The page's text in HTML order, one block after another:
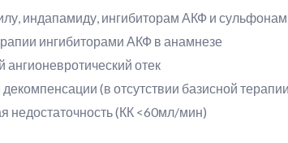
индапамиду, ингибиторам АКФ и
ингибиторами АКФ в анамнезе
отек
(в отсутствии базисной
недостаточность (КК <60мл/мин)